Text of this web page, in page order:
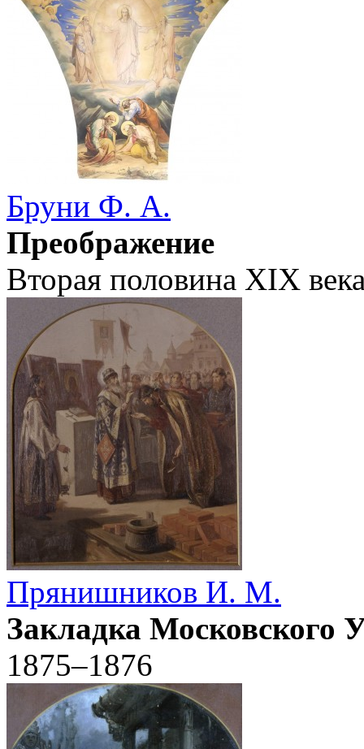
Бруни Ф. А.
Преображение
Вторая половина XIX
Прянишников И. М.
Закладка Московского
1875–1876